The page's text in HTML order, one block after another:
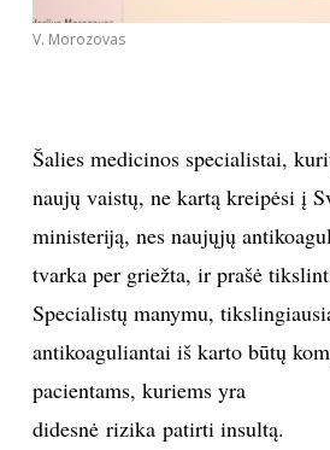
V. Morozovas
Šalies medicinos specialistai,
naujų vaistų, ne kartą kreipėsi į
ministeriją, nes naujųjų
tvarka per griežta, ir prašė
Specialistų manymu,
antikoaguliantai iš karto būtų
pacientams, kuriems yra
didesnė rizika patirti insultą.